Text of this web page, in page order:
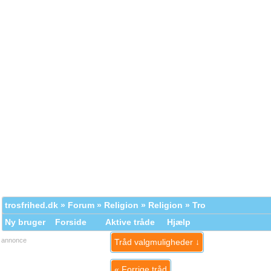
trosfrihed.dk » Forum » Religion » Religion » Tro
Ny bruger
Forside Aktive tråde Hjælp
annonce Tråd valgmuligheder ↓